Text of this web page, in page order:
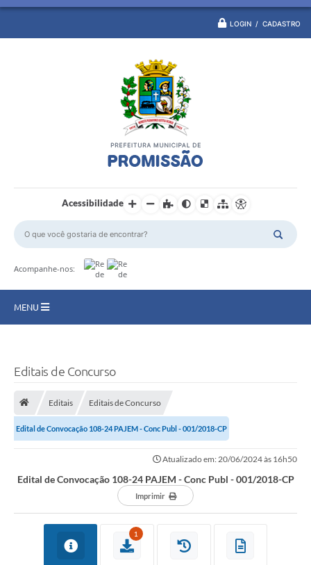
LOGIN / CADASTRO
Acessibilidade
Acompanhe-nos:
MENU
Turismo
Ouvidoria
Editais
Editais de Concurso
Editais Editais de Concurso
Edital de Convocação 108-24 PAJEM - Conc Publ - 001/2018-CP
Atualizado em: 20/06/2024 às 16h50
Edital de Convocação 108-24 PAJEM - Conc Publ - 001/2018-CP
Imprimir
1